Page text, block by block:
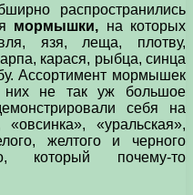
распространились
мормышки, на которых
язя, леща, плотву,
карася, рыбца, синца
Ассортимент мормышек
них не так уж большое
себя на
«уральская»,
желтого и черного
который почему-то